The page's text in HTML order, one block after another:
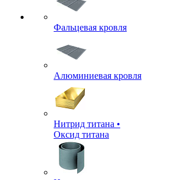
Фальцевая кровля
Алюминиевая кровля
Нитрид титана •
Оксид титана